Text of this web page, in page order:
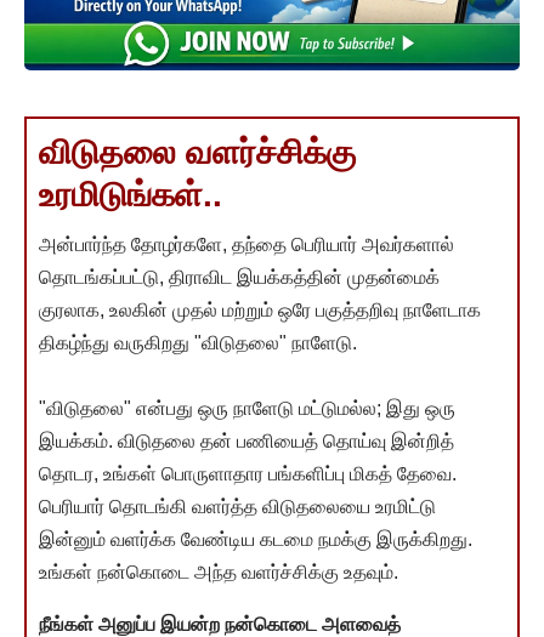
விடுதலை வளர்ச்சிக்கு
உரமிடுங்கள்..
அன்பார்ந்த தோழர்களே, தந்தை பெரியார் அவர்களால்
தொடங்கப்பட்டு, திராவிட இயக்கத்தின் முதன்மைக்
குரலாக, உலகின் முதல் மற்றும் ஒரே பகுத்தறிவு நாளேடாக
திகழ்ந்து வருகிறது "விடுதலை" நாளேடு.
"விடுதலை" என்பது ஒரு நாளேடு மட்டுமல்ல; இது ஒரு
இயக்கம். விடுதலை தன் பணியைத் தொய்வு இன்றித்
தொடர, உங்கள் பொருளாதார பங்களிப்பு மிகத் தேவை.
பெரியார் தொடங்கி வளர்த்த விடுதலையை உரமிட்டு
இன்னும் வளர்க்க வேண்டிய கடமை நமக்கு இருக்கிறது.
உங்கள் நன்கொடை அந்த வளர்ச்சிக்கு உதவும்.
நீங்கள் அனுப்ப இயன்ற நன்கொடை அளவைத்